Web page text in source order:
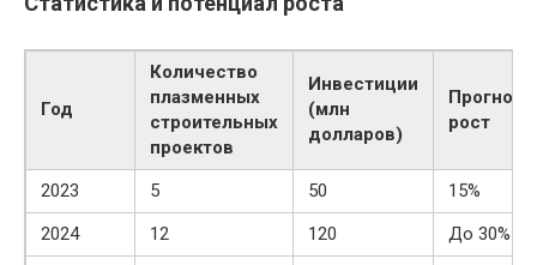
Год
Количество
плазменных
строительных
проектов
Инвестиции
(млн
долларов)
рост
2023 5 50
15%
2024
12 120
До 30%